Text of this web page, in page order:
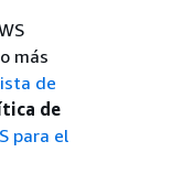
más
de
de
para el